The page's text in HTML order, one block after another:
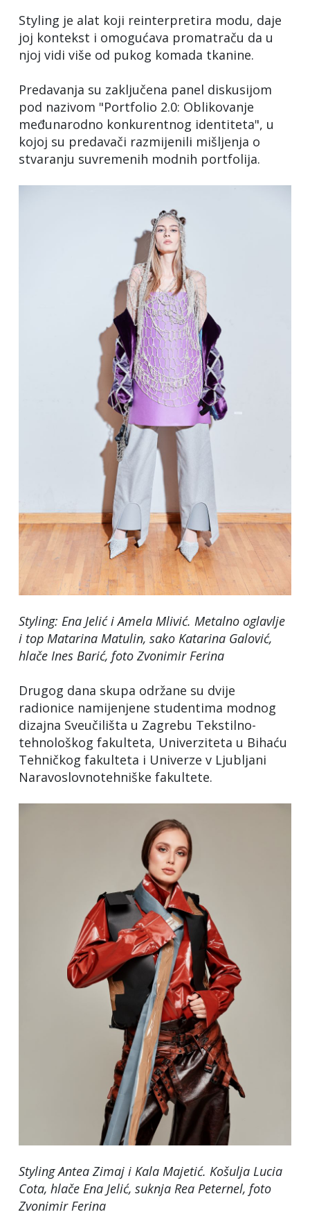
Styling je alat koji reinterpretira modu, daje
joj kontekst i omogućava promatraču da u
njoj vidi više od pukog komada tkanine.
Predavanja su zaključena panel diskusijom
pod nazivom "Portfolio 2.0: Oblikovanje
međunarodno konkurentnog identiteta", u
kojoj su predavači razmijenili mišljenja o
stvaranju suvremenih modnih portfolija.
Styling: Ena Jelić i Amela Mlivić. Metalno oglavlje
i top Matarina Matulin, sako Katarina Galović,
hlače Ines Barić, foto Zvonimir Ferina
Drugog dana skupa održane su dvije
radionice namijenjene studentima modnog
dizajna Sveučilišta u Zagrebu Tekstilno-
tehnološkog fakulteta, Univerziteta u Bihaću
Tehničkog fakulteta i Univerze v Ljubljani
Naravoslovnotehniške fakultete.
Styling Antea Zimaj i Kala Majetić. Košulja Lucia
Cota, hlače Ena Jelić, suknja Rea Peternel, foto
Zvonimir Ferina